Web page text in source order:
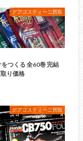
デアゴスティーニ買取
つくる 全60巻 完結
り価格
デアゴスティーニ買取